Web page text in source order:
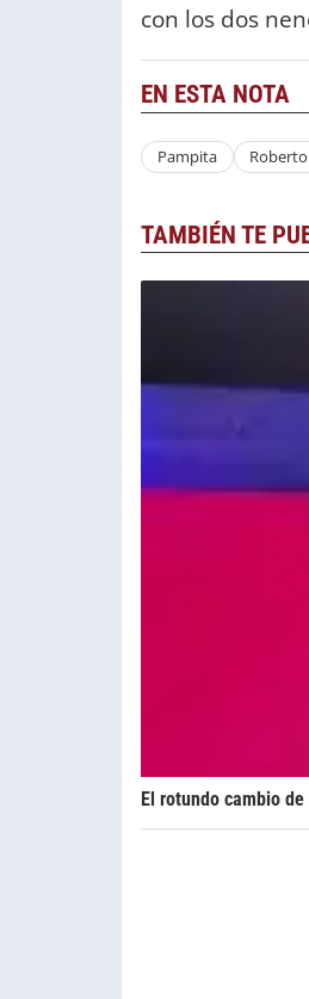
con los dos
EN ESTA NOTA
Pampita
TAMBIÉN TE
El rotundo cambio